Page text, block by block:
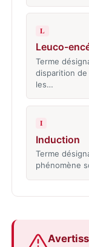
L
Leuco-
Terme
disparition
les…
I
Induction
Terme
phénomène